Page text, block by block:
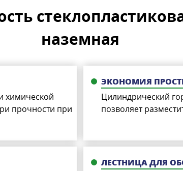
наземная
химической
прочности при
ЭКОНОМИЯ
Цилиндрический
позволяет
ЛЕСТНИЦА ДЛЯ